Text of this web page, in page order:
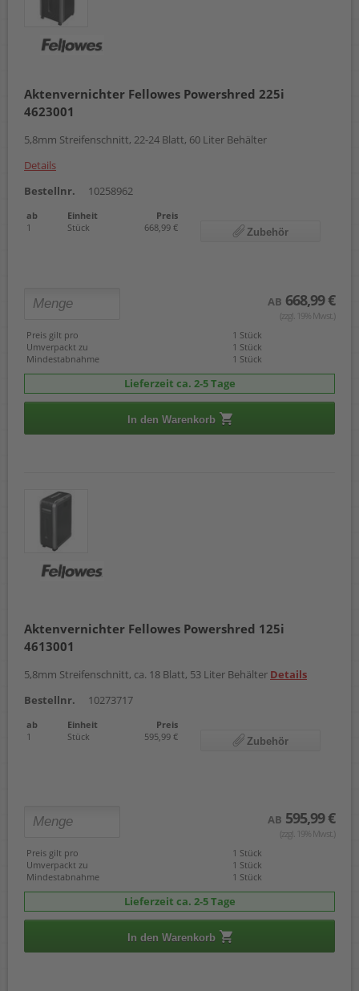
Aktenvernichter Fellowes Powershred 225i
4623001
5,8mm Streifenschnitt, 22-24 Blatt, 60 Liter Behälter
Details
Bestellnr.
10258962
ab Einheit
Preis
1
Stück 668,99 € Zubehör
AB 668,99 €
(zzgl. 19% Mwst.)
Preis gilt pro
1 Stück
Umverpackt zu
1 Stück
Mindestabnahme
1 Stück
Lieferzeit ca. 2-5 Tage
In den Warenkorb
Aktenvernichter Fellowes Powershred 125i
4613001
5,8mm Streifenschnitt, ca. 18 Blatt, 53 Liter Behälter Details
Bestellnr.
10273717
ab Einheit
Preis
1
Stück 595,99 € Zubehör
AB 595,99 €
(zzgl. 19% Mwst.)
Preis gilt pro
1 Stück
Umverpackt zu
1 Stück
Mindestabnahme
1 Stück
Lieferzeit ca. 2-5 Tage
In den Warenkorb